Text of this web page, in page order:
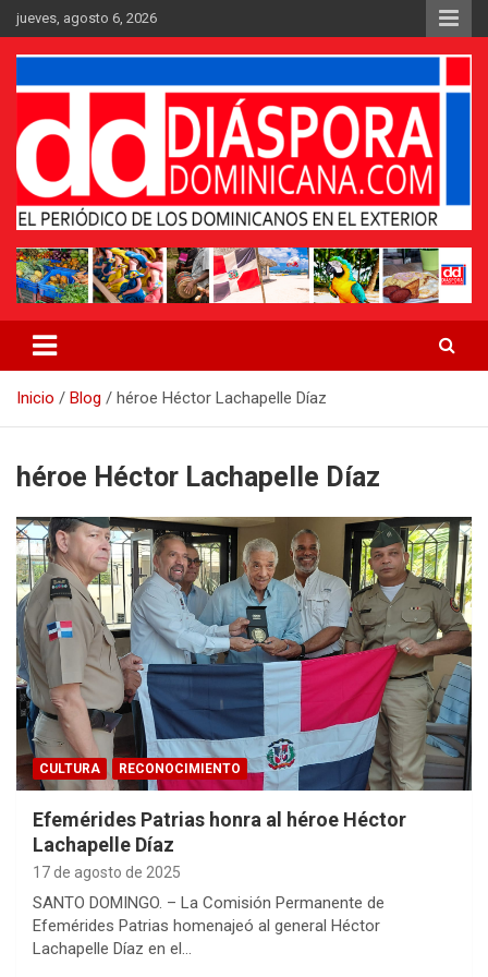
Saltar
al
contenido
jueves, agosto 6, 2026
Periódico Diáspora Dominicana
Inicio Blog héroe Héctor Lachapelle Díaz
héroe Héctor Lachapelle Díaz
CULTURA RECONOCIMIENTO
Efemérides Patrias honra al héroe Héctor
Lachapelle Díaz
17 de agosto de 2025
SANTO DOMINGO. – La Comisión Permanente de
Efemérides Patrias homenajeó al general Héctor
Lachapelle Díaz en el…